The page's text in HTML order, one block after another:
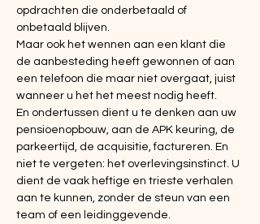
opdrachten die onderbetaald of
onbetaald blijven.
Maar ook het wennen aan een klant die
de aanbesteding heeft gewonnen of aan
een telefoon die maar niet overgaat, juist
wanneer u het het meest nodig heeft.
En ondertussen dient u te denken aan uw
pensioenopbouw, aan de APK keuring, de
parkeertijd, de acquisitie, factureren. En
niet te vergeten: het overlevingsinstinct. U
dient de vaak heftige en trieste verhalen
aan te kunnen, zonder de steun van een
team of een leidinggevende.